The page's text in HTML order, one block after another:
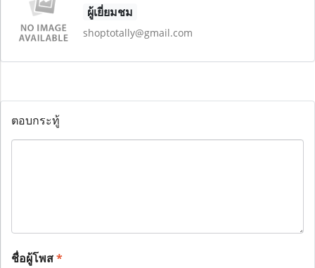
ผู้เยี่ยมชม
shoptotally@gmail.com
ตอบกระทู้
ชื่อผู้โพส*